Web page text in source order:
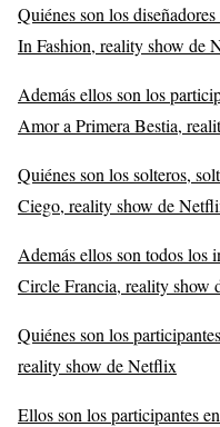
Quiénes son los
In Fashion, reality show de
Además ellos son los
Amor a Primera Bestia,
Quiénes son los solteros,
Ciego, reality show de
Además ellos son todos los
Circle Francia, reality show
Quiénes son los
reality show de Netflix
Ellos son los participantes